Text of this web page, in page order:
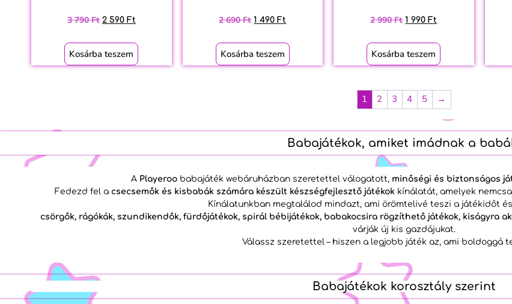
3 790Ft 2 590 Ft
Kosárba teszem
2 690Ft 1 490 Ft
Kosárba teszem
2 990Ft 1 990 Ft
Kosárba teszem
1 2 3 4 5 →
Babajátékok, amiket imádnak a
A Playeroobabajáték webáruházban szeretettel válogatott, minőségi és biztonságos
Fedezd fel a csecsemők és kisbabák számára készült készségfejlesztő játékok kínálatát, amelyek
Kínálatunkban megtalálod mindazt, ami örömtelivé teszi a játékidőt
csörgők, rágókák, szundikendők, fürdőjátékok, spirál bébijátékok, babakocsira rögzíthető játékok, kiságyra
várják új kis gazdájukat.
Válassz szeretettel – hiszen a legjobb játék az, ami boldoggá
Babajátékok korosztály szerint